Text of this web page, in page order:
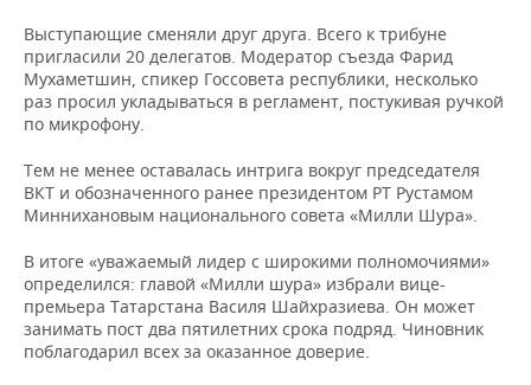
Выступающие сменяли друг друга. Всего к трибуне
пригласили 20 делегатов. Модератор съезда Фарид
Мухаметшин, спикер Госсовета республики, несколько
раз просил укладываться в регламент, постукивая ручкой
по микрофону.
Тем не менее оставалась интрига вокруг председателя
ВКТ и обозначенного ранее президентом РТ Рустамом
Миннихановым национального совета «Милли Шура».
В итоге «уважаемый лидер с широкими полномочиями»
определился: главой «Милли шура» избрали вице-
премьера Татарстана Василя Шайхразиева. Он может
занимать пост два пятилетних срока подряд. Чиновник
поблагодарил всех за оказанное доверие.